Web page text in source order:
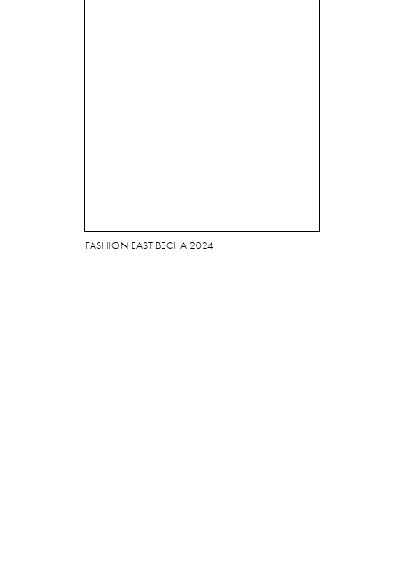
FASHION EAST ВЕСНА 2024